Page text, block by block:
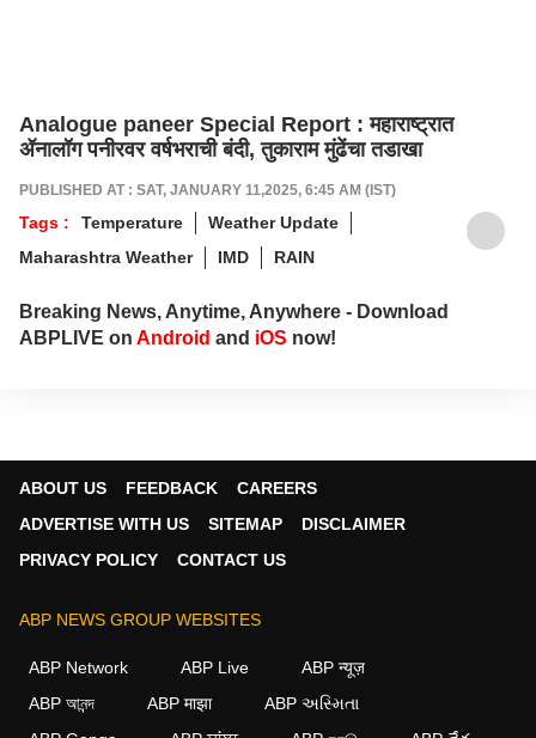
Analogue paneer Special Report : महाराष्ट्रात
ॲनालॉग पनीरवर वर्षभराची बंदी, तुकाराम मुंढेंचा तडाखा
PUBLISHED AT : SAT, JANUARY 11,2025, 6:45 AM (IST)
Tags : Temperature
Weather Update
Maharashtra Weather
IMD RAIN
Breaking News, Anytime, Anywhere - Download
ABPLIVE on Android and iOS now!
ABOUT US FEEDBACK
CAREERS
ADVERTISE WITH US
SITEMAP
DISCLAIMER
PRIVACY POLICY
CONTACT US
ABP NEWS GROUP WEBSITES
ABP Network ABP Live
ABP न्यूज़
ABP আনন্দ
ABP माझा
ABP અસ્મિતા